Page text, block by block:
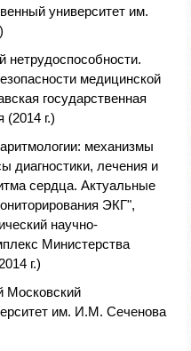
университет им.
нетрудоспособности.
медицинской
государственная
(2014 г.)
механизмы
диагностики, лечения и
сердца. Актуальные
ЭКГ",
научно-
Министерства
г.)
Московский
им. И.М. Сеченова